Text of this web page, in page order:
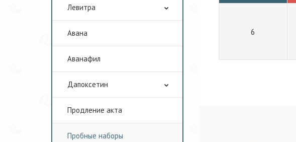
Левитра
Авана
Аванафил
Дапоксетин
Продление акта
Пробные наборы
6